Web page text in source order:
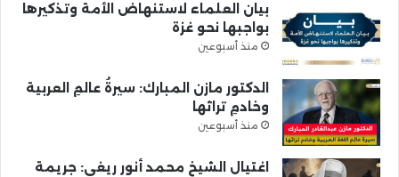
بيان العلماء لاستنهاض الأمة وتذكيرها
بواجبها نحو غزة
منذ أسبوعين
الدكتور مازن المبارك: سيرةُ عالمِ العربية
وخادمِ تراثها
منذ أسبوعين
اغتيال الشيخ محمد أنور ريغي: جريمة